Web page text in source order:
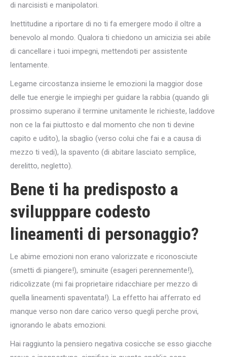
di narcisisti e manipolatori.
Inettitudine a riportare di no ti fa emergere modo il oltre a
benevolo al mondo. Qualora ti chiedono un amicizia sei abile
di cancellare i tuoi impegni, mettendoti per assistente
lentamente.
Legame circostanza insieme le emozioni la maggior dose
delle tue energie le impieghi per guidare la rabbia (quando gli
prossimo superano il termine unitamente le richieste, laddove
non ce la fai piuttosto e dal momento che non ti devine
capito e udito), la sbaglio (verso colui che fai e a causa di
mezzo ti vedi), la spavento (di abitare lasciato semplice,
derelitto, negletto).
Bene ti ha predisposto a
svilupppare codesto
lineamenti di personaggio?
Le abime emozioni non erano valorizzate e riconosciute
(smetti di piangere!), sminuite (esageri perennemente!),
ridicolizzate (mi fai proprietaire ridacchiare per mezzo di
quella lineamenti spaventata!). La effetto hai afferrato ed
manque verso non dare carico verso quegli perche provi,
ignorando le abats emozioni.
Hai raggiunto la pensiero negativa cosicche se esso giacche